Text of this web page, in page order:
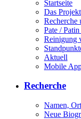
Startseite
Das Projekt
Recherche
Pate /
Reinigung
Aktuell
Mobile
Recherche
Namen,
Neue